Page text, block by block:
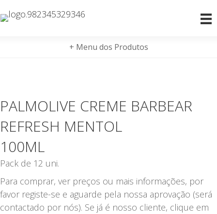
+ Menu dos Produtos
PALMOLIVE CREME BARBEAR
REFRESH MENTOL
100ML
Pack de 12 uni.
Para comprar, ver preços ou mais informações, por
favor registe-se e aguarde pela nossa aprovação (será
contactado por nós). Se já é nosso cliente, clique em